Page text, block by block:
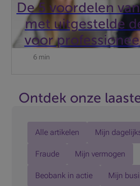
De 5 voordelen
met uitgestelde
voor
6 min
Ontdek onze
Alle artikelen Mijn
Fraude Mijn vermogen
Beobank in actie Mijn